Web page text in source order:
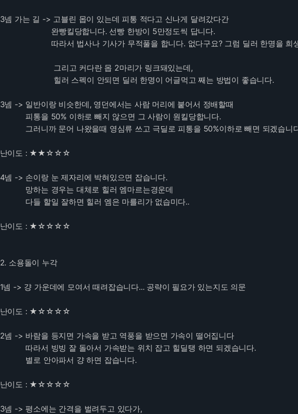
3넴 가는 길 -> 고블린 몹이 있는데 피통 적다고 신나게 달려갔다간
완빵킬당합니다. 선빵 한방이 5만정도씩 답니다.
따라서 법사나 기사가 무적풀을 합니다. 없다구요? 그럼 딜러 한명을 희
그리고 커다란 몹 2마리가 링크돼있는데,
힐러 스펙이 안되면 딜러 한명이 어글먹고 째는 방법이 좋습니다.
3넴 -> 일반이랑 비슷한데, 영던에서는 사람 머리에 붙어서 정배할때
피통을 50% 이하로 빼지 않으면 그 사람이 원킬당합니다.
그러니까 문어 나왔을때 영심류 쓰고 극딜로 피통을 50%이하로 빼면 되겠습니
난이도 : ★★☆☆☆
4넴 -> 손이랑 눈 제자리에 박혀있으면 잡습니다.
망하는 경우는 대체로 힐러 엠마르는경운데
다들 할일 잘하면 힐러 엠은 마를리가 없습미다..
난이도 : ★☆☆☆☆
2. 소용돌이 누각
1넴 -> 걍 가운데에 모여서 때려잡습니다... 공략이 필요가 있는지도 의문
난이도 : ★☆☆☆☆
2넴 -> 바람을 등지면 가속을 받고 역풍을 받으면 가속이 떨어집니다
따라서 빙빙 잘 돌아서 가속받는 위치 잡고 힐딜탱 하면 되겠습니다.
별로 안아파서 걍 하면 잡습니다.
난이도 : ★☆☆☆☆
3넴 -> 평소에는 간격을 벌려두고 있다가,